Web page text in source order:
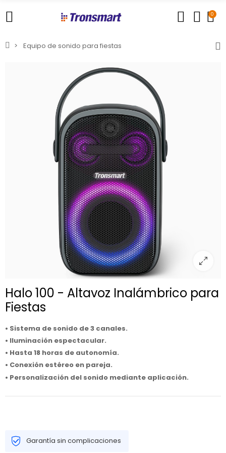
0
Equipo de sonido para fiestas
Halo 100 - Altavoz Inalámbrico para
Fiestas
• Sistema de sonido de 3 canales.
• Iluminación espectacular.
• Hasta 18 horas de autonomía.
• Conexión estéreo en pareja.
• Personalización del sonido mediante aplicación.
Garantía sin complicaciones